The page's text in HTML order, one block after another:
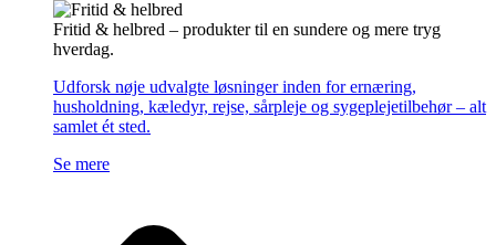
Fritid & helbred – produkter til en sundere og mere tryg
hverdag.
Udforsk nøje udvalgte løsninger inden for ernæring,
husholdning, kæledyr, rejse, sårpleje og sygeplejetilbehør – alt
samlet ét sted.
Se mere